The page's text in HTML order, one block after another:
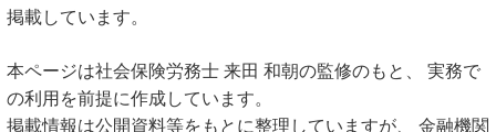
掲載しています。
本ページは社会保険労務士 来田 和朝の監修のもと、 実務で
の利用を前提に作成しています。
掲載情報は公開資料等をもとに整理していますが、 金融機関